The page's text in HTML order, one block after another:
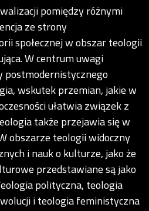
pomiędzy różnymi
ze strony
społecznej w obszar teologii
W centrum uwagi
postmodernistycznego
wskutek przemian, jakie w
ułatwia związek z
także przejawia się w
obszarze teologii widoczny
i nauk o kulturze, jako że
przedstawiane są jako
polityczna, teologia
i teologia feministyczna